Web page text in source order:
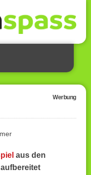
Werbung
aus den